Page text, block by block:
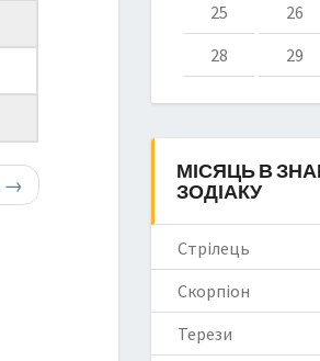
→
25
26
28
29
МІСЯЦЬ В
ЗОДІАКУ
Стрілець
Скорпіон
Терези